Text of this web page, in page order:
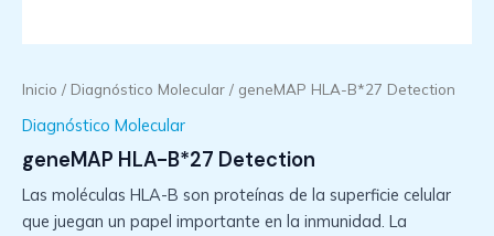
Inicio / Diagnóstico Molecular / geneMAP HLA-B*27 Detection
Diagnóstico Molecular
geneMAP HLA-B*27 Detection
Las moléculas HLA-B son proteínas de la superficie celular
que juegan un papel importante en la inmunidad. La